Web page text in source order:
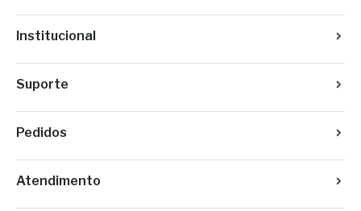
Institucional
Suporte
Pedidos
Atendimento